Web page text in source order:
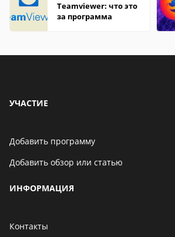
Teamviewer: что это
за программа
УЧАСТИЕ
Добавить программу
Добавить обзор или статью
ИНФОРМАЦИЯ
Контакты